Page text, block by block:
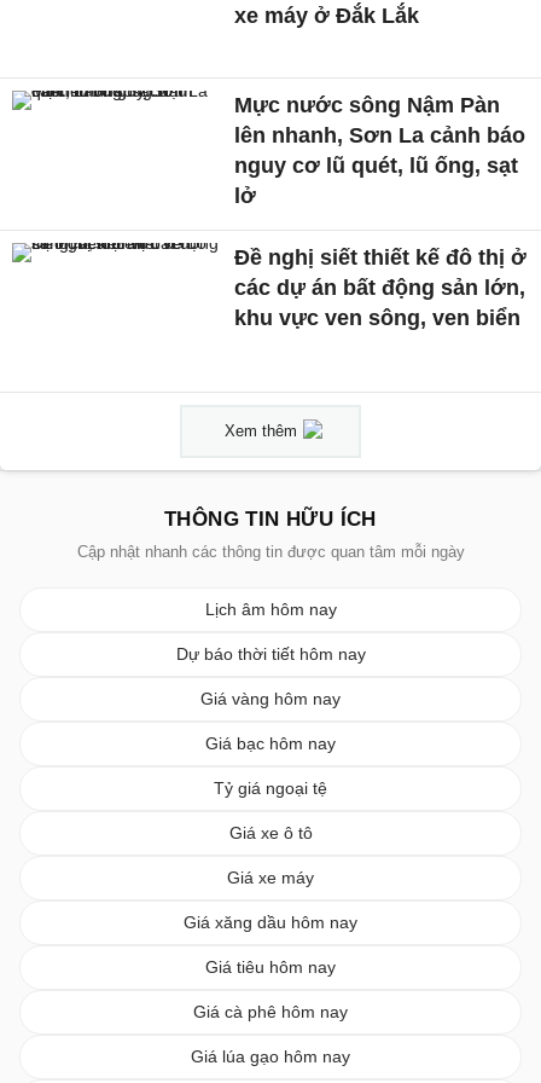
xe máy ở Đắk Lắk
Mực nước sông Nậm Pàn
lên nhanh, Sơn La cảnh báo
nguy cơ lũ quét, lũ ống, sạt
lở
Đề nghị siết thiết kế đô thị ở
các dự án bất động sản lớn,
khu vực ven sông, ven biển
Xem thêm
THÔNG TIN HỮU ÍCH
Cập nhật nhanh các thông tin được quan tâm mỗi ngày
Lịch âm hôm nay
Dự báo thời tiết hôm nay
Giá vàng hôm nay
Giá bạc hôm nay
Tỷ giá ngoại tệ
Giá xe ô tô
Giá xe máy
Giá xăng dầu hôm nay
Giá tiêu hôm nay
Giá cà phê hôm nay
Giá lúa gạo hôm nay